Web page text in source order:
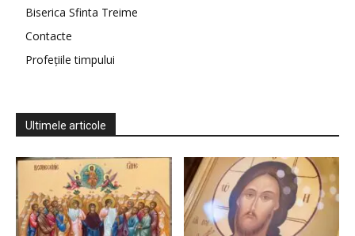
Biserica Sfinta Treime
Contacte
Profețiile timpului
Ultimele articole